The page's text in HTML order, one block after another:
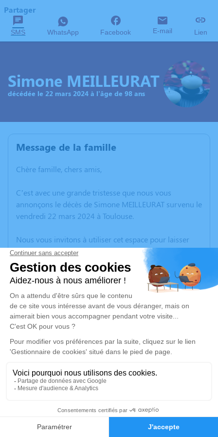
Faire-part Hommages
Partager
SMS WhatsApp Facebook E-mail Lien
Simone MEILLEURAT
décédée le 22 mars 2024 à l'âge de 98 ans
Message de la famille
Chère famille, chers amis,
C’est avec une grande tristesse que nous vous
annonçons le décès de Simone MEILLEURAT survenu le
vendredi 22 mars 2024 à Toulouse.
Nous vous invitons à utiliser cet espace pour laisser
vos condoléances, partager des photos souvenirs, une
anecdote ou exprimer vos pensées à travers des
poèmes ou des textes. Cet endroit est un lieu
d'expression dédié à honorer la mémoire de Simone
MEILLEURAT.
Un service de plantation d’arbre hommage est
disponible ici.
Je rends hommage
Inhumation
Cimetière Urbain de Montauban
3, Rue de l'Égalité